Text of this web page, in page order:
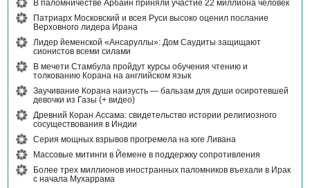
В паломничестве Арбаин приняли участие 22 миллиона человек
Патриарх Московский и всея Руси высоко оценил послание
Верховного лидера Ирана
Лидер йеменской «Ансаруллы»: Дом Саудиты защищают
сионистов всеми силами
В мечети Стамбула пройдут курсы обучения чтению и
толкованию Корана на английском язык
Заучивание Корана наизусть — бальзам для души осиротевшей
девочки из Газы (+ видео)
Древний Коран Ассама: свидетельство истории религиозного
сосуществования в Индии
Серия мощных взрывов прогремела на юге Ливана
Массовые митинги в Йемене в поддержку сопротивления
Более трех миллионов иностранных паломников въехали в Ирак
с начала Мухаррама